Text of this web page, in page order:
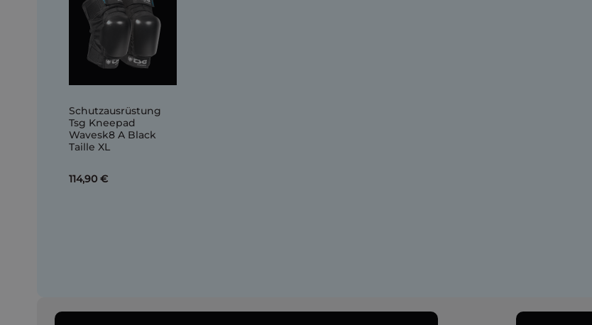
Schutzausrüstung
Tsg Kneepad
Wavesk8 A Black
Taille XL
114,90 €